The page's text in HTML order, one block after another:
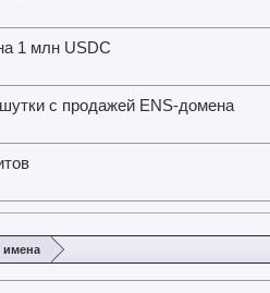
1 млн USDC
с продажей ENS-домена